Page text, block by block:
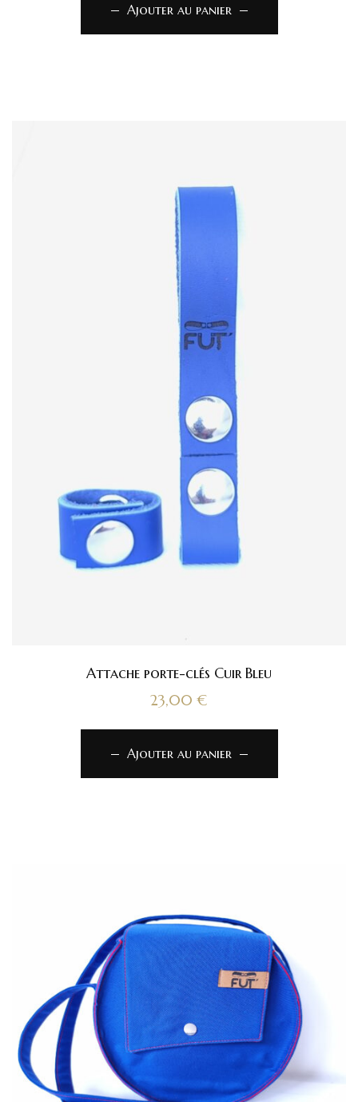
Ajouter au panier
Attache porte-clés Cuir Bleu
23,00 €
Ajouter au panier